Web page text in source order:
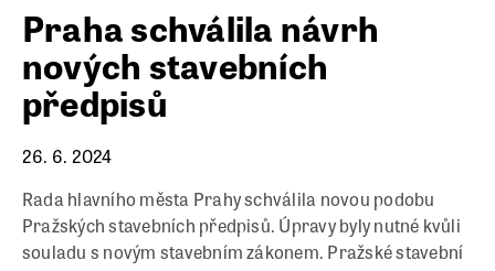
Praha schválila návrh
nových stavebních
předpisů
26. 6. 2024
Rada hlavního města Prahy schválila novou podobu
Pražských stavebních předpisů. Úpravy byly nutné kvůli
souladu s novým stavebním zákonem. Pražské stavební